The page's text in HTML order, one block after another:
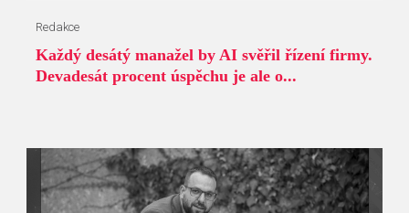
Redakce
Každý desátý manažel by AI svěřil řízení firmy.
Devadesát procent úspěchu je ale o...